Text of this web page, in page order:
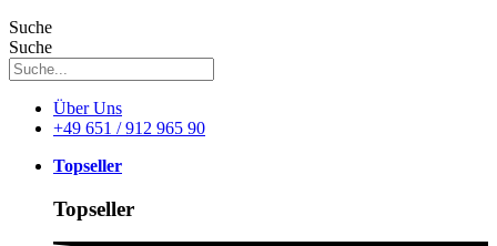
Suche
Suche
Über Uns
+49 651 / 912 965 90
Topseller
Topseller